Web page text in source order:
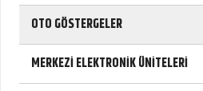
OTO GÖSTERGELER
MERKEZİ ELEKTRONİK ÜNİTELERİ